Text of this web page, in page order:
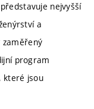
nejvyšší
a
zaměřený
program
které jsou